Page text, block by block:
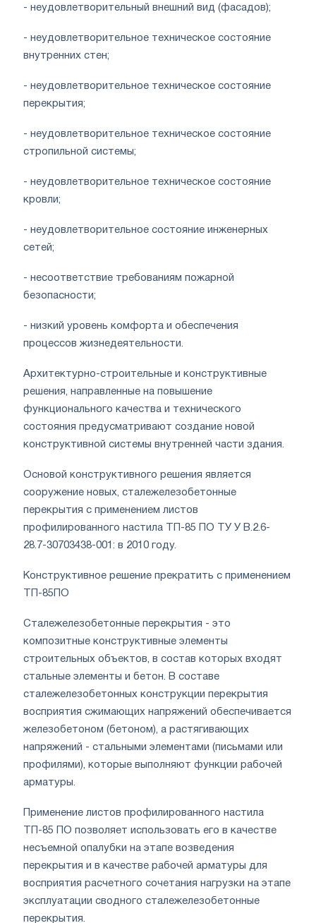
- неудовлетворительный внешний вид (фасадов);
- неудовлетворительное техническое состояние
внутренних стен;
- неудовлетворительное техническое состояние
перекрытия;
- неудовлетворительное техническое состояние
стропильной системы;
- неудовлетворительное техническое состояние
кровли;
- неудовлетворительное состояние инженерных
сетей;
- несоответствие требованиям пожарной
безопасности;
- низкий уровень комфорта и обеспечения
процессов жизнедеятельности.
Архитектурно-строительные и конструктивные
решения, направленные на повышение
функционального качества и технического
состояния предусматривают создание новой
конструктивной системы внутренней части здания.
Основой конструктивного решения является
сооружение новых, сталежелезобетонные
перекрытия с применением листов
профилированного настила ТП-85 ПО ТУ У В.2.6-
28.7-30703438-001: в 2010 году.
Конструктивное решение прекратить с применением
ТП-85ПО
Сталежелезобетонные перекрытия - это
композитные конструктивные элементы
строительных объектов, в состав которых входят
стальные элементы и бетон. В составе
сталежелезобетонных конструкции перекрытия
восприятия сжимающих напряжений обеспечивается
железобетоном (бетоном), а растягивающих
напряжений - стальными элементами (письмами или
профилями), которые выполняют функции рабочей
арматуры.
Применение листов профилированного настила
ТП-85 ПО позволяет использовать его в качестве
несъемной опалубки на этапе возведения
перекрытия и в качестве рабочей арматуры для
восприятия расчетного сочетания нагрузки на этапе
эксплуатации сводного сталежелезобетонные
перекрытия.